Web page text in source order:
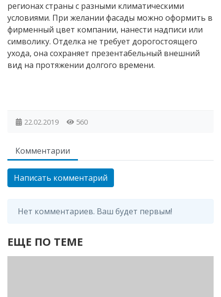
регионах страны с разными климатическими
условиями. При желании фасады можно оформить в
фирменный цвет компании, нанести надписи или
символику. Отделка не требует дорогостоящего
ухода, она сохраняет презентабельный внешний
вид на протяжении долгого времени.
22.02.2019 560
Комментарии
Написать комментарий
Нет комментариев. Ваш будет первым!
ЕЩЕ ПО ТЕМЕ